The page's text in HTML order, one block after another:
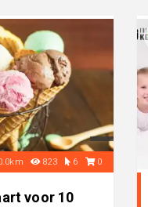
823 6 0
voor 10